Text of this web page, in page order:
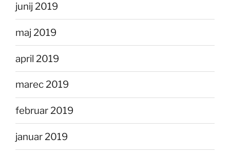
junij 2019
maj 2019
april 2019
marec 2019
februar 2019
januar 2019